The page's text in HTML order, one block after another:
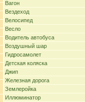
Вагон
Вездеход
Велосипед
Весло
Водитель автобуса
Воздушный шар
Гидросамолет
Детская коляска
Джип
Железная дорога
Землеройка
Иллюминатор